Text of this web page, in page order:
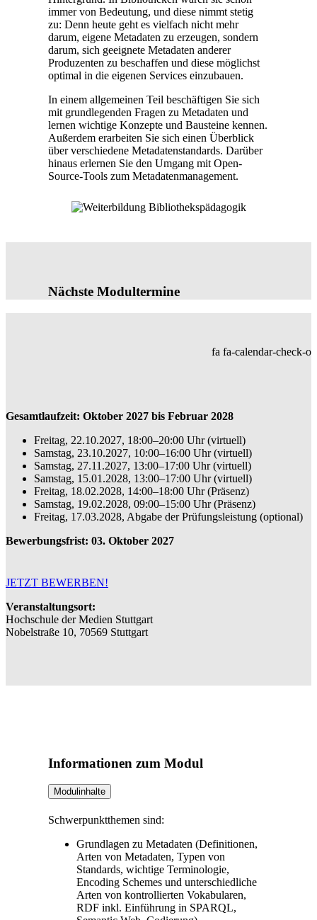
immer von Bedeutung, und diese nimmt stetig
zu: Denn heute geht es vielfach nicht mehr
darum, eigene Metadaten zu erzeugen, sondern
darum, sich geeignete Metadaten anderer
Produzenten zu beschaffen und diese möglichst
optimal in die eigenen Services einzubauen.
In einem allgemeinen Teil beschäftigen Sie sich
mit grundlegenden Fragen zu Metadaten und
lernen wichtige Konzepte und Bausteine kennen.
Außerdem erarbeiten Sie sich einen Überblick
über verschiedene Metadatenstandards. Darüber
hinaus erlernen Sie den Umgang mit Open-
Source-Tools zum Metadatenmanagement.
Nächste Modultermine
fa fa-calendar-check-o
Gesamtlaufzeit: Oktober 2027 bis Februar 2028
Freitag, 22.10.2027, 18:00–20:00 Uhr (virtuell)
Samstag, 23.10.2027, 10:00–16:00 Uhr (virtuell)
Samstag, 27.11.2027, 13:00–17:00 Uhr (virtuell)
Samstag, 15.01.2028, 13:00–17:00 Uhr (virtuell)
Freitag, 18.02.2028, 14:00–18:00 Uhr (Präsenz)
Samstag, 19.02.2028, 09:00–15:00 Uhr (Präsenz)
Freitag, 17.03.2028, Abgabe der Prüfungsleistung (optional)
Bewerbungsfrist: 03. Oktober 2027
JETZT BEWERBEN!
Veranstaltungsort:
Hochschule der Medien Stuttgart
Nobelstraße 10, 70569 Stuttgart
Informationen zum Modul
Modulinhalte
Schwerpunktthemen sind:
Grundlagen zu Metadaten (Definitionen,
Arten von Metadaten, Typen von
Standards, wichtige Terminologie,
Encoding Schemes und unterschiedliche
Arten von kontrollierten Vokabularen,
RDF inkl. Einführung in SPARQL,